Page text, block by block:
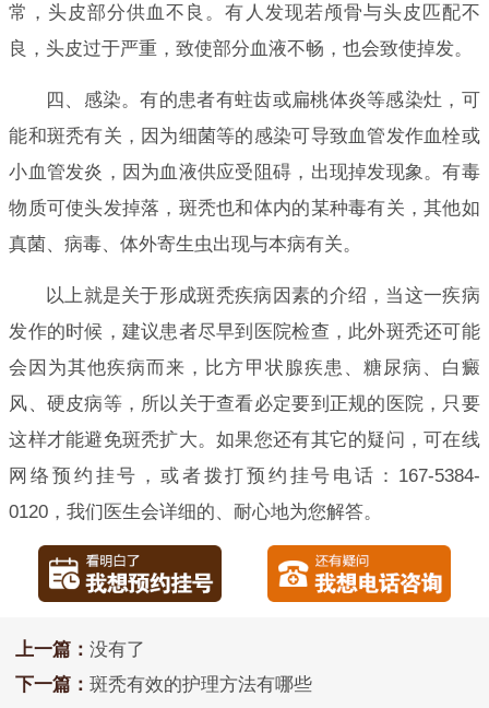
常，头皮部分供血不良。有人发现若颅骨与头皮匹配不
良，头皮过于严重，致使部分血液不畅，也会致使掉发。
四、感染。有的患者有蛀齿或扁桃体炎等感染灶，可
能和斑秃有关，因为细菌等的感染可导致血管发作血栓或
小血管发炎，因为血液供应受阻碍，出现掉发现象。有毒
物质可使头发掉落，斑秃也和体内的某种毒有关，其他如
真菌、病毒、体外寄生虫出现与本病有关。
以上就是关于形成斑秃疾病因素的介绍，当这一疾病
发作的时候，建议患者尽早到医院检查，此外斑秃还可能
会因为其他疾病而来，比方甲状腺疾患、糖尿病、白癜
风、硬皮病等，所以关于查看必定要到正规的医院，只要
这样才能避免斑秃扩大。如果您还有其它的疑问，可在线
网络预约挂号，或者拨打预约挂号电话：167-5384-
0120，我们医生会详细的、耐心地为您解答。
上一篇： 没有了
下一篇： 斑秃有效的护理方法有哪些